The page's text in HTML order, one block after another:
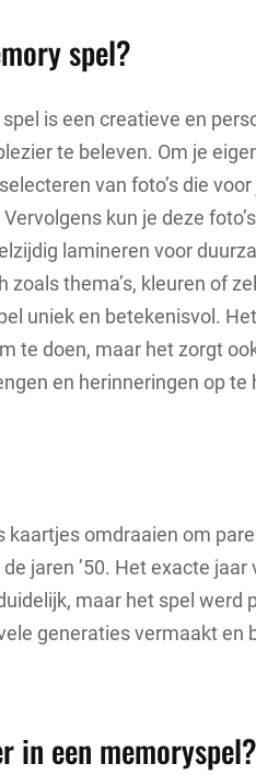
spel?
is een creatieve en
te beleven. Om je
van foto’s die
kun je deze
lamineren voor
thema’s, kleuren of
uniek en betekenisvol.
te doen, maar het zorgt
en herinneringen op te
kaartjes omdraaien om
jaren ’50. Het exacte jaar
maar het spel werd
generaties vermaakt en
in een memoryspel?